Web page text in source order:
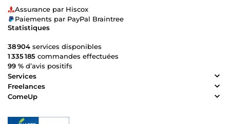
Assurance par Hiscox
Paiements par PayPal Braintree
Statistiques
38 904 services disponibles
1 335 185 commandes effectuées
99 % d’avis positifs
Services
Freelances
ComeUp